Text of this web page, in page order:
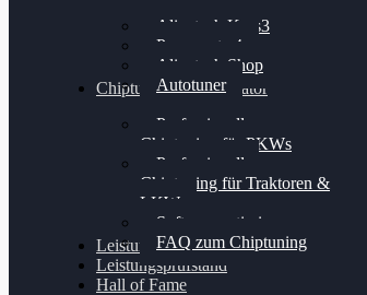
Alientech Kess3
Powergate 4
Alientech Shop
Autotuner
Chiptuning Konfigurator
Professionelles
Chiptuning für PKWs
Professionelles
Chiptuning für Traktoren &
LKW
Softwareoptimierung
FAQ zum Chiptuning
Leistungsmessung
Leistungsprüfstand
Hall of Fame